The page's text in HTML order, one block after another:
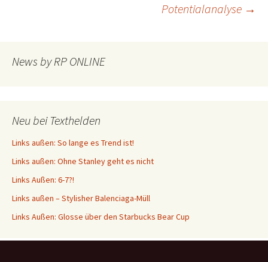
Potentialanalyse →
News by RP ONLINE
Neu bei Texthelden
Links außen: So lange es Trend ist!
Links außen: Ohne Stanley geht es nicht
Links Außen: 6-7?!
Links außen – Stylisher Balenciaga-Müll
Links Außen: Glosse über den Starbucks Bear Cup